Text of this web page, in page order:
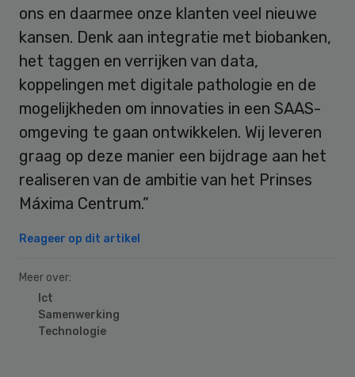
ons en daarmee onze klanten veel nieuwe
kansen. Denk aan integratie met biobanken,
het taggen en verrijken van data,
koppelingen met digitale pathologie en de
mogelijkheden om innovaties in een SAAS-
omgeving te gaan ontwikkelen. Wij leveren
graag op deze manier een bijdrage aan het
realiseren van de ambitie van het Prinses
Máxima Centrum.”
Reageer op dit artikel
Meer over:
Ict
Samenwerking
Technologie